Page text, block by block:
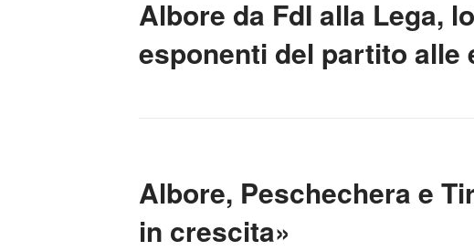
Albore da FdI alla Lega,
esponenti del partito alle
Albore, Peschechera e
in crescita»